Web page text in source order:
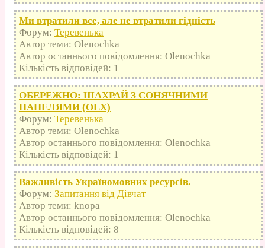
Ми втратили все, але не втратили гідність
Форум: Теревенька
Автор теми: Olenochka
Автор останнього повідомлення: Olenochka
Кількість відповідей: 1
ОБЕРЕЖНО: ШАХРАЙ З СОНЯЧНИМИ
ПАНЕЛЯМИ (OLX)
Форум: Теревенька
Автор теми: Olenochka
Автор останнього повідомлення: Olenochka
Кількість відповідей: 1
Важливість Україномовних ресурсів.
Форум: Запитання від Дівчат
Автор теми: knopa
Автор останнього повідомлення: Olenochka
Кількість відповідей: 8